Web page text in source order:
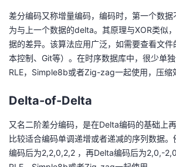
差分编码又称增量编码，编码时，第一个数
为与上一个数据的delta。其原理与XOR类似
据的差异。该算法应用广泛，如需要查看文件
本控制、Git等）。在时序数据库中，很少单
RLE，Simple8b或者Zig-zag一起使用，压缩
Delta-of-Delta
又名二阶差分编码，是在Delta编码的基础上
比较适合编码单调递增或者递减的序列数据
编码后为2,2,0,2,2 ，再Delta编码后为2,0,-